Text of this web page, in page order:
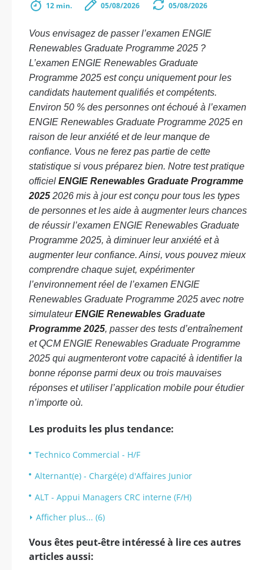
12 min. 05/08/2026 05/08/2026
Vous envisagez de passer l’examen ENGIE
Renewables Graduate Programme 2025 ?
L’examen ENGIE Renewables Graduate
Programme 2025 est conçu uniquement pour les
candidats hautement qualifiés et compétents.
Environ 50 % des personnes ont échoué à l’examen
ENGIE Renewables Graduate Programme 2025 en
raison de leur anxiété et de leur manque de
confiance. Vous ne ferez pas partie de cette
statistique si vous préparez bien. Notre test pratique
officiel ENGIE Renewables Graduate Programme
2025 2026 mis à jour est conçu pour tous les types
de personnes et les aide à augmenter leurs chances
de réussir l’examen ENGIE Renewables Graduate
Programme 2025, à diminuer leur anxiété et à
augmenter leur confiance. Ainsi, vous pouvez mieux
comprendre chaque sujet, expérimenter
l’environnement réel de l’examen ENGIE
Renewables Graduate Programme 2025 avec notre
simulateurENGIE Renewables Graduate
Programme 2025, passer des tests d’entraînement
et QCM ENGIE Renewables Graduate Programme
2025 qui augmenteront votre capacité à identifier la
bonne réponse parmi deux ou trois mauvaises
réponses et utiliser l’application mobile pour étudier
n’importe où.
Les produits les plus tendance:
Technico Commercial - H/F
Alternant(e) - Chargé(e) d'Affaires Junior
ALT - Appui Managers CRC interne (F/H)
Afficher plus... (6)
Vous êtes peut-être intéressé à lire ces autres
articles aussi: